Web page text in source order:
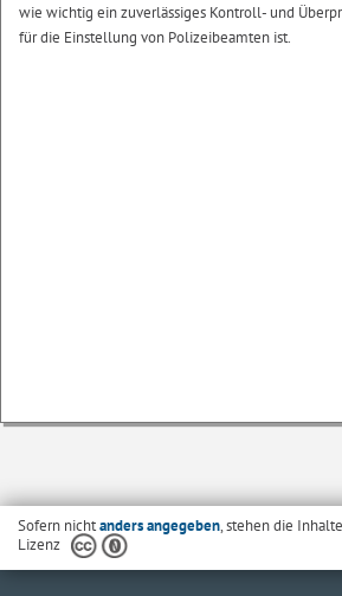
wie wichtig ein zuverlässiges Kontroll- und
für die Einstellung von Polizeibeamten ist.
Sofern nichtanders angegeben, stehen die
Lizenz